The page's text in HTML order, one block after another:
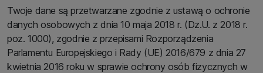
Twoje dane są przetwarzane zgodnie z ustawą o ochronie
danych osobowych z dnia 10 maja 2018 r. (Dz.U. z 2018 r.
poz. 1000), zgodnie z przepisami Rozporządzenia
Parlamentu Europejskiego i Rady (UE) 2016/679 z dnia 27
kwietnia 2016 roku w sprawie ochrony osób fizycznych w